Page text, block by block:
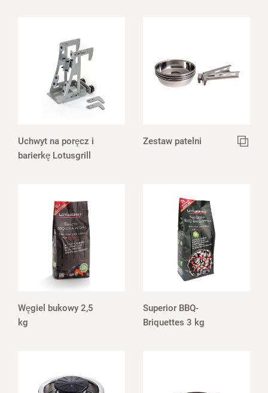
Uchwyt na poręcz i
barierkę Lotusgrill
Zestaw patelni
Węgiel bukowy 2,5
kg
Superior BBQ-
Briquettes 3 kg